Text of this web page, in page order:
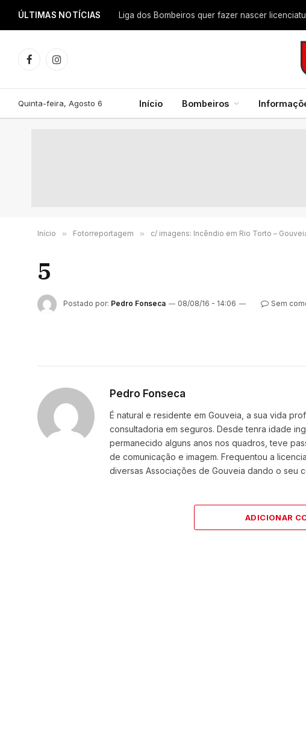
ÚLTIMAS NOTÍCIAS
FacebookInstagram
Quinta-feira, Agosto 6 Início Bombeiros
Início » Fotorreportagem » c/ imagens: Incêndio em Rio Torto –
5
Postado por: Pedro Fonseca 08/08/16 - 14:06 Sem
Pedro Fonseca
É natural e residente em Gouveia, a sua vida
consultadoria em seguros. Desde tenra idade
permanecido alguns anos nos quadros, teve
de comunicação e imagem. Frequentou a
diversas Associações de Gouveia dando o seu
ADICIONAR